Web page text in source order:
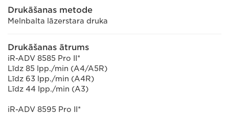
Drukāšanas metode
Melnbalta lāzerstara druka
Drukāšanas ātrums
iR-ADV 8585 Pro II*
Līdz 85 lpp./min (A4/A5R)
Līdz 63 lpp./min (A4R)
Līdz 44 lpp./min (A3)
iR-ADV 8595 Pro II*